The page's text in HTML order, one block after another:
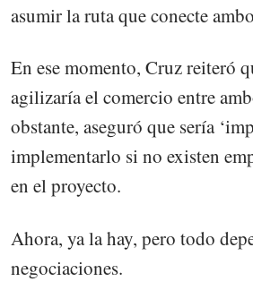
asumir la ruta que conecte
En ese momento, Cruz reiteró
agilizaría el comercio entre
obstante, aseguró que sería
implementarlo si no existen
en el proyecto.
Ahora, ya la hay, pero todo
negociaciones.